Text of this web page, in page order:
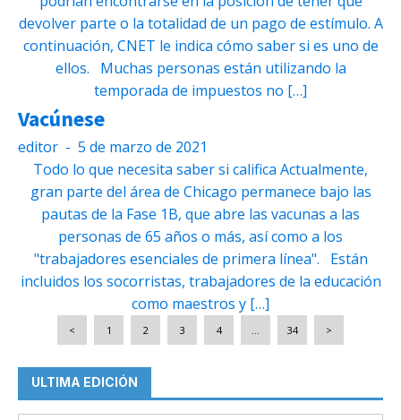
devolver parte o la totalidad de un pago de estímulo. A
continuación, CNET le indica cómo saber si es uno de
ellos. Muchas personas están utilizando la
temporada de impuestos no […]
Vacúnese
editor - 5 de marzo de 2021
Todo lo que necesita saber si califica Actualmente,
gran parte del área de Chicago permanece bajo las
pautas de la Fase 1B, que abre las vacunas a las
personas de 65 años o más, así como a los
"trabajadores esenciales de primera línea". Están
incluidos los socorristas, trabajadores de la educación
como maestros y […]
< 1 2 3 4 … 34 >
ULTIMA EDICIÓN